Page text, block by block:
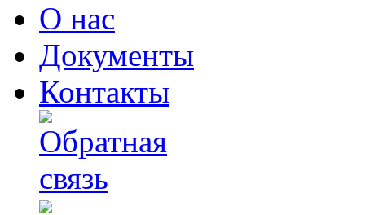
О нас
Документы
Контакты